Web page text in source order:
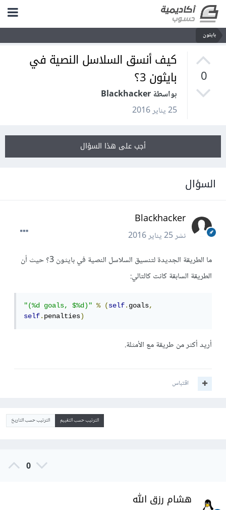
بايثون
0
كيف أنسق السلاسل النصية في
بايثون 3؟
بواسطة Blackhacker
25 يناير 2016
أجب على هذا السؤال
السؤال
Blackhacker
نشر25 يناير 2016
ما الطريقة الجديدة لتنسيق السلاسل النصية في بايثون 3؟ حيث أن
الطريقة السابقة كانت كالتالي:
"(%d goals, $%d)" % (self.goals,
self.penalties)
أريد أكثر من طريقة مع الأمثلة.
اقتباس
الترتيب حسب التقييم الترتيب حسب التاريخ
0
هشام رزق الله